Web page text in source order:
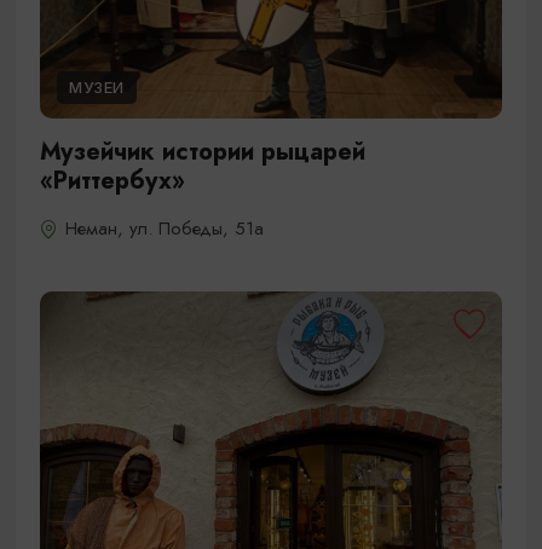
МУЗЕИ
Музейчик истории рыцарей
«Риттербух»
Неман, ул. Победы, 51а